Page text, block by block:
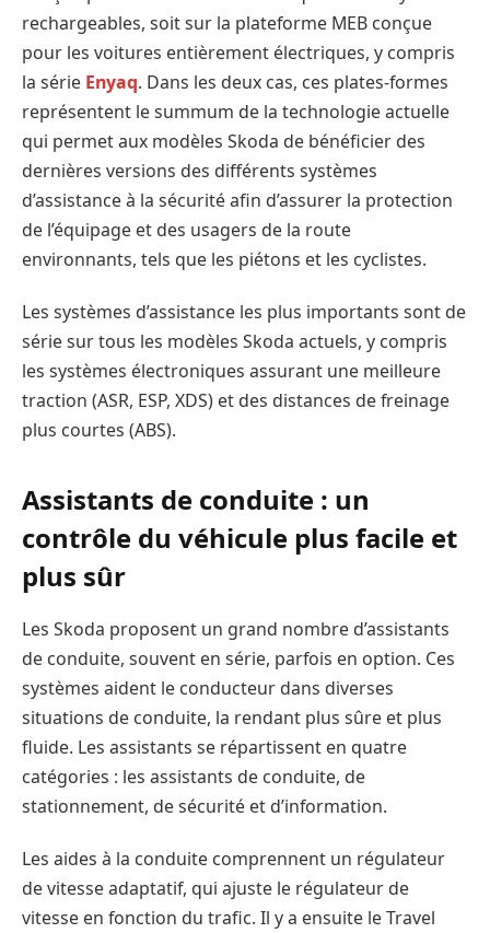
rechargeables, soit sur la plateforme MEB conçue
pour les voitures entièrement électriques, y compris
la série Enyaq. Dans les deux cas, ces plates-formes
représentent le summum de la technologie actuelle
qui permet aux modèles Skoda de bénéficier des
dernières versions des différents systèmes
d’assistance à la sécurité afin d’assurer la protection
de l’équipage et des usagers de la route
environnants, tels que les piétons et les cyclistes.
Les systèmes d’assistance les plus importants sont de
série sur tous les modèles Skoda actuels, y compris
les systèmes électroniques assurant une meilleure
traction (ASR, ESP, XDS) et des distances de freinage
plus courtes (ABS).
Assistants de conduite : un
contrôle du véhicule plus facile et
plus sûr
Les Skoda proposent un grand nombre d’assistants
de conduite, souvent en série, parfois en option. Ces
systèmes aident le conducteur dans diverses
situations de conduite, la rendant plus sûre et plus
fluide. Les assistants se répartissent en quatre
catégories : les assistants de conduite, de
stationnement, de sécurité et d’information.
Les aides à la conduite comprennent un régulateur
de vitesse adaptatif, qui ajuste le régulateur de
vitesse en fonction du trafic. Il y a ensuite le Travel